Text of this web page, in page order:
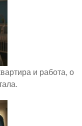
и работа, о